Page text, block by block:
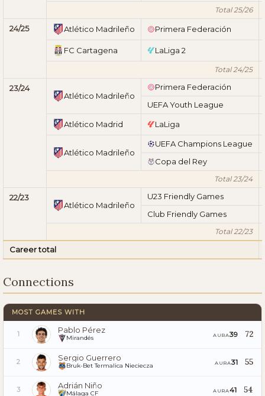
Total 25/26
24/25 Atlético Madrileño Primera Federación
FC Cartagena LaLiga 2
Total 24/25
23/24
Atlético Madrileño
Primera Federación
UEFA Youth League
Atlético Madrid LaLiga
Atlético Madrileño
UEFA Champions League
Copa del Rey
Total 23/24
22/23
Atlético Madrileño
U23 Friendly Games
Club Friendly Games
Total 22/23
Career total
Connections
MOST GAMES WITH
1 Pablo Pérez
Mirandés AURA39 72
2 Sergio Guerrero
Bruk-Bet Termalica Nieciecza AURA31 55
3 Adrián Niño
Málaga CF AURA41 54